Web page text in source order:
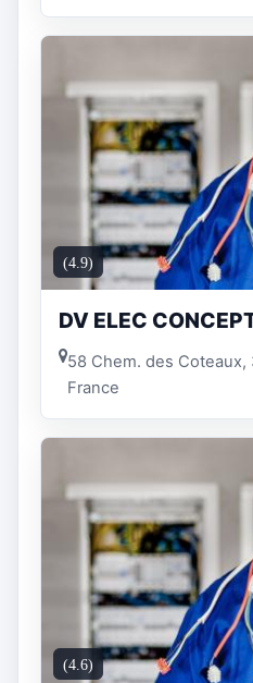
(4.9)
DV ELEC
58 Chem. des Coteaux,
France
(4.6)